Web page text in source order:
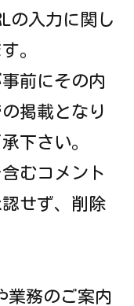
の入力に関し
。
前にその内
掲載となり
下さい。
むコメント
せず、削除
業務のご案内